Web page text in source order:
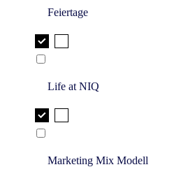
Feiertage
Life at NIQ
Marketing Mix Modell